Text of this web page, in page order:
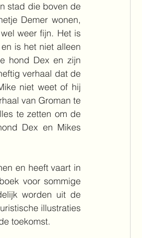
stad die boven de
Demer wonen,
weer fijn. Het is
is het niet alleen
hond Dex en zijn
verhaal dat de
niet weet of hij
van Groman te
te zetten om de
Dex en Mikes
en heeft vaart in
voor sommige
worden uit de
illustraties
toekomst.